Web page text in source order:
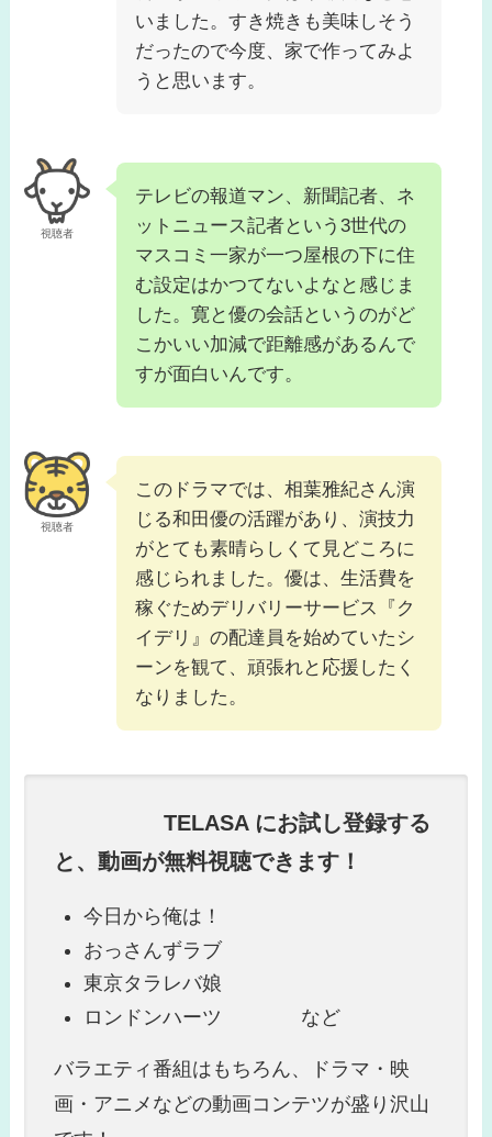
いました。すき焼きも美味しそう
だったので今度、家で作ってみよ
うと思います。
視聴者
テレビの報道マン、新聞記者、ネ
ットニュース記者という3世代の
マスコミ一家が一つ屋根の下に住
む設定はかつてないよなと感じま
した。寛と優の会話というのがど
こかいい加減で距離感があるんで
すが面白いんです。
視聴者
このドラマでは、相葉雅紀さん演
じる和田優の活躍があり、演技力
がとても素晴らしくて見どころに
感じられました。優は、生活費を
稼ぐためデリバリーサービス『ク
イデリ』の配達員を始めていたシ
ーンを観て、頑張れと応援したく
なりました。
TELASA にお試し登録する
と、動画が無料視聴できます！
今日から俺は！
おっさんずラブ
東京タラレバ娘
ロンドンハーツ など
バラエティ番組はもちろん、ドラマ・映
画・アニメなどの動画コンテツが盛り沢山